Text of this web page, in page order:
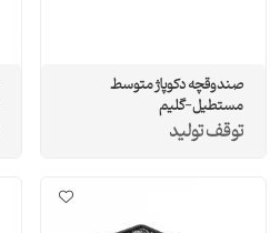
صندوقچه دکوپاژ متوسط
مستطيل-گلیم
توقف تولید